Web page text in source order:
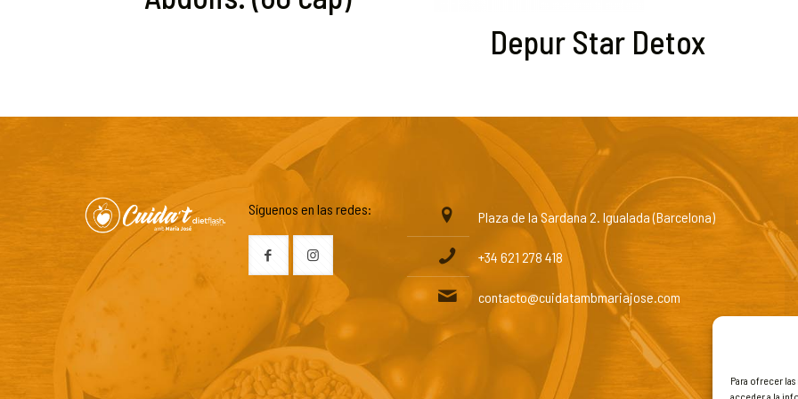
Para ofrecer
acceder a la
Depur Star Detox
Síguenos en las redes: Plaza de la Sardana 2. Igualada (Barcelona)
+34 621 278 418
contacto@cuidatambmariajose.com